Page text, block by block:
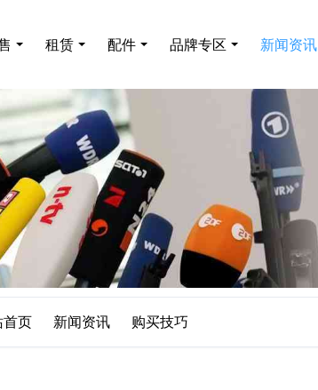
租赁 配件 品牌专区 新闻资讯
首页 新闻资讯 购买技巧